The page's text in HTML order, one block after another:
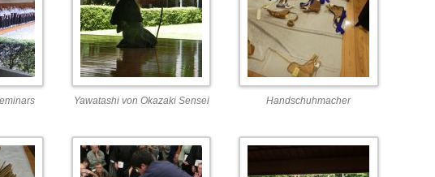
Yawatashi von Okazaki Sensei Handschuhmacher